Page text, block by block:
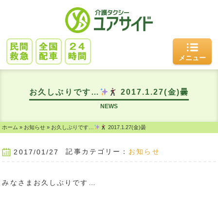
メニュー
お久しぶりです… 2017.1.27(金)曇
NEWS
ホーム » お知らせ » お久しぶりです… 2017.1.27(金)曇
2017/01/27 記事カテゴリー： お知らせ
みなさまお久しぶりです…